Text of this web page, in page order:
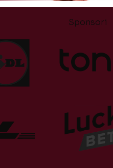
Sponsori